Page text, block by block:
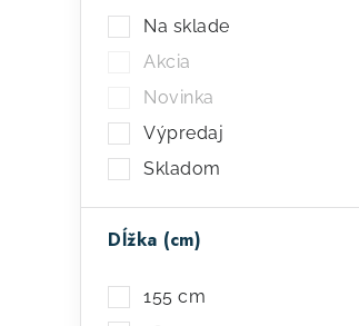
Na sklade
Akcia
Novinka
Výpredaj
Skladom
Dĺžka (cm)
155 cm